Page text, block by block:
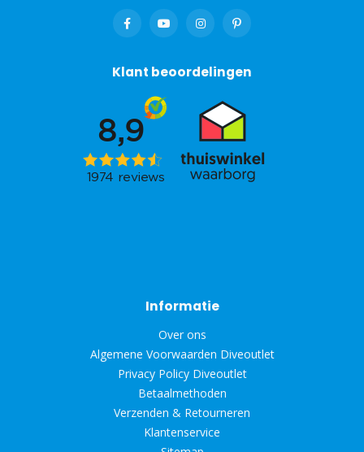
Klant beoordelingen
Informatie
Over ons
Algemene Voorwaarden Diveoutlet
Privacy Policy Diveoutlet
Betaalmethoden
Verzenden & Retourneren
Klantenservice